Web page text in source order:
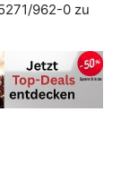
962-0 zu